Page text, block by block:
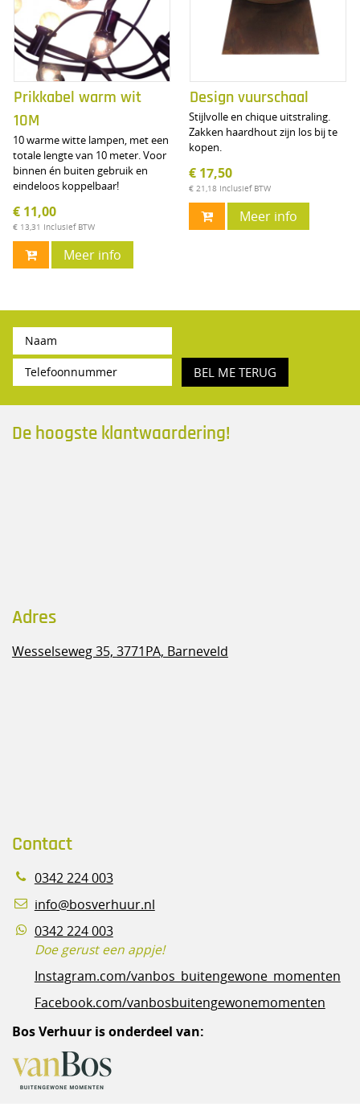
Prikkabel warm wit
10M
10 warme witte lampen, met een
totale lengte van 10 meter. Voor
binnen én buiten gebruik en
eindeloos koppelbaar!
€ 11,00
€ 13,31 Inclusief BTW
Meer info
Design vuurschaal
Stijlvolle en chique uitstraling.
Zakken haardhout zijn los bij te
kopen.
€ 17,50
€ 21,18 Inclusief BTW
Meer info
BEL ME TERUG
De hoogste klantwaardering!
Adres
Wesselseweg 35, 3771PA, Barneveld
Contact
0342 224 003
info@bosverhuur.nl
0342 224 003
Doe gerust een appje!
Instagram.com/vanbos_buitengewone_momenten
Facebook.com/vanbosbuitengewonemomenten
Bos Verhuur is onderdeel van: